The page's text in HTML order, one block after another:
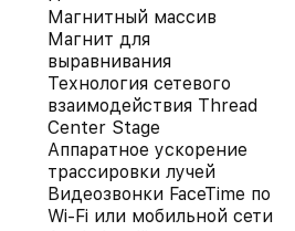
Магнитный массив
Магнит для
выравнивания
Технология сетевого
взаимодействия Thread
Center Stage
Аппаратное ускорение
трассировки лучей
Видеозвонки FaceTime по
Wi-Fi или мобильной сети